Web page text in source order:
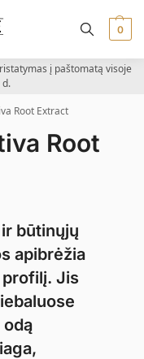
0
į paštomatą visoje
Root Extract
Root
ir būtinųjų
apibrėžia
profilį. Jis